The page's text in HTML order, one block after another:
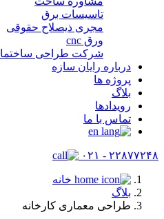
تاسیسات برق
مجری ذیصلاح حقوقی
ورق cnc
شرکت طراحی
درباره رایان سازه
پروژه ها
بلاگ
رویدادها
تماس با ما
۲۲۸۷۷۲۴۸ - ۰۲۱
خانه
بلاگ
طراحی معماری کارخانه